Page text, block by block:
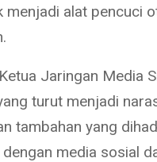
alat pencuci
Jaringan Media
turut menjadi
tambahan yang
media sosial